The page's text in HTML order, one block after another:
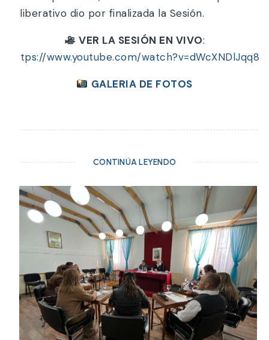
Deliberativo dio por finalizada la Sesión.
VER LA SESIÓN EN VIVO:
https://www.youtube.com/watch?v=dWcXNDlJqq8
GALERIA DE FOTOS
CONTINÚA LEYENDO